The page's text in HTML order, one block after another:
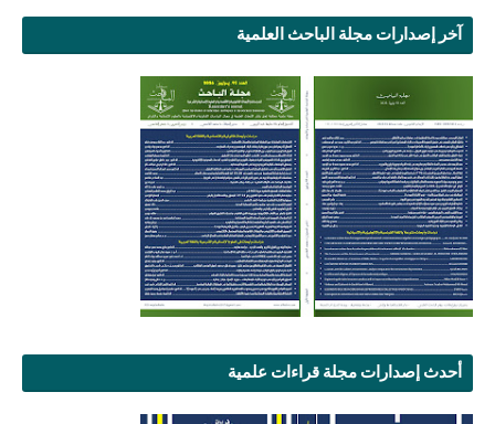
آخر إصدارات مجلة الباحث العلمية
أحدث إصدارات مجلة قراءات علمية